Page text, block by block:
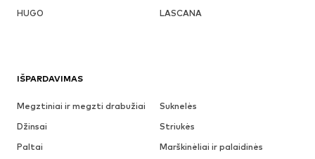
HUGO
LASCANA
IŠPARDAVIMAS
Megztiniai ir megzti drabužiai
Suknelės
Džinsai
Striukės
Paltai
Marškinėliai ir palaidinės